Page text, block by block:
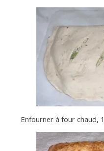
Enfourner à four chaud,